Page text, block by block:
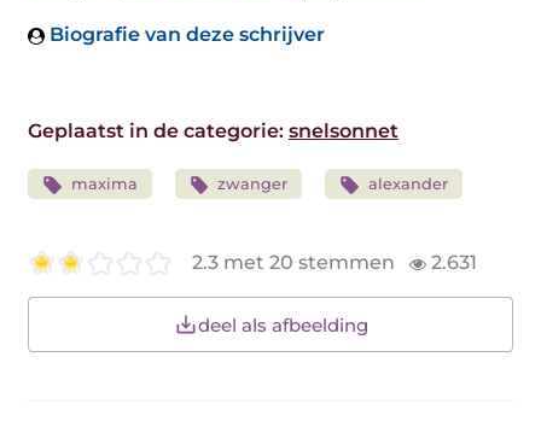
Biografie van deze schrijver
Geplaatst in de categorie: snelsonnet
maxima zwanger alexander
2.3 met 20 stemmen 2.631
deel als afbeelding